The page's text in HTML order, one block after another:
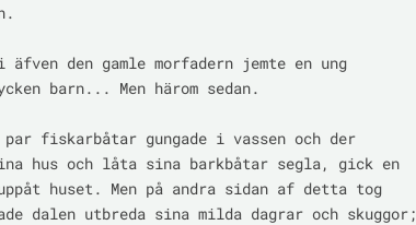
den gamle morfadern jemte en ung
barn... Men härom sedan.
fiskarbåtar gungade i vassen och der
hus och låta sina barkbåtar segla, gick en
huset. Men på andra sidan af detta tog
dalen utbreda sina milda dagrar och skuggor;